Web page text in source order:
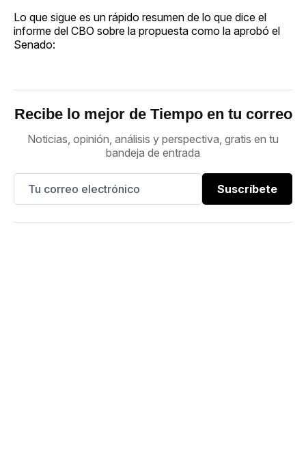
Lo que sigue es un rápido resumen de lo que dice el
informe del CBO sobre la propuesta como la aprobó el
Senado:
Recibe lo mejor de Tiempo en tu correo
Noticias, opinión, análisis y perspectiva, gratis en tu
bandeja de entrada
Suscríbete